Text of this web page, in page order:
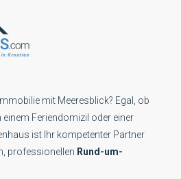
mit Meeresblick? Egal, ob
einem Feriendomizil oder einer
ist Ihr kompetenter Partner
professionellen Rund-um-